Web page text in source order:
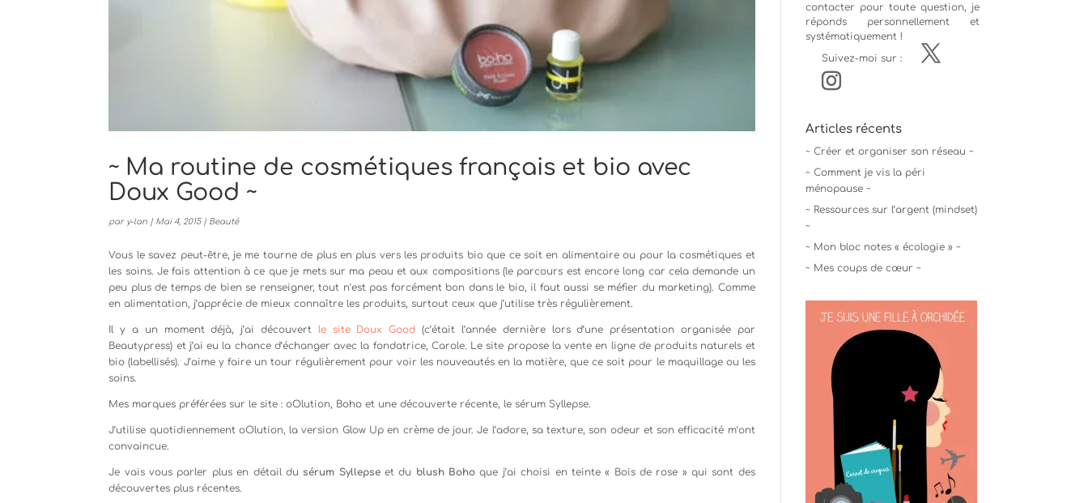
~ Ma routine de cosmétiques français et bio avec
Doux Good ~
par y-lan | Mai 4, 2015| Beauté
Vous le savez peut-être, je me tourne de plus en plus vers les produits bio que ce soit en alimentaire ou pour la cosmétiques et
les soins. Je fais attention à ce que je mets sur ma peau et aux compositions (le parcours est encore long car cela demande un
peu plus de temps de bien se renseigner, tout n’est pas forcément bon dans le bio, il faut aussi se méfier du marketing). Comme
en alimentation, j’apprécie de mieux connaître les produits, surtout ceux que j’utilise très régulièrement.
Il y a un moment déjà, j’ai découvert le site Doux Good (c’était l’année dernière lors d’une présentation organisée par
Beautypress) et j’ai eu la chance d’échanger avec la fondatrice, Carole. Le site propose la vente en ligne de produits naturels et
bio (labellisés). J’aime y faire un tour régulièrement pour voir les nouveautés en la matière, que ce soit pour le maquillage ou les
soins.
Mes marques préférées sur le site : oOlution, Boho et une découverte récente, le sérum Syllepse.
J’utilise quotidiennement oOlution, la version Glow Up en crème de jour. Je l’adore, sa texture, son odeur et son efficacité m’ont
convaincue.
Je vais vous parler plus en détail dusérum Syllepseet du blush Bohoque j’ai choisi en teinte « Bois de rose » qui sont des
découvertes plus récentes.
contacter pour toute question, je
réponds personnellement et
systématiquement !
Suivez-moi sur :
Articles récents
~ Créer et organiser son réseau ~
~ Comment je vis la péri
ménopause ~
~ Ressources sur l’argent (mindset)
~
~ Mon bloc notes « écologie » ~
~ Mes coups de cœur ~